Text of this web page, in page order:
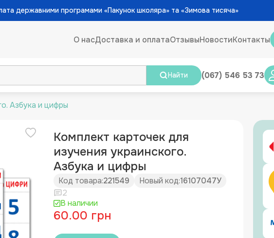
державними програмами «Пакунок школяра» та «Зимова тисяча»
О насДоставка и оплатаОтзывыНовостиКонтакты
Найти (067) 546 53 73
Азбука и цифры
Комплект карточек для
изучения украинского.
Азбука и цифры
Код товара:221549 Новый код:16107047У
2
В наличии
60.00 грн